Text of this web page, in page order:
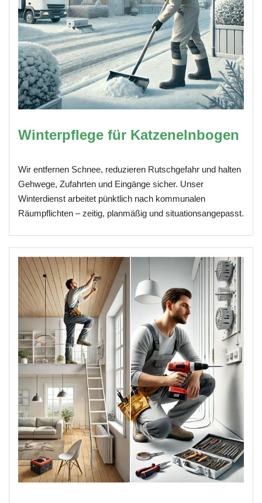
Winterpflege für Katzenelnbogen
Wir entfernen Schnee, reduzieren Rutschgefahr und halten
Gehwege, Zufahrten und Eingänge sicher. Unser
Winterdienst arbeitet pünktlich nach kommunalen
Räumpflichten – zeitig, planmäßig und situationsangepasst.